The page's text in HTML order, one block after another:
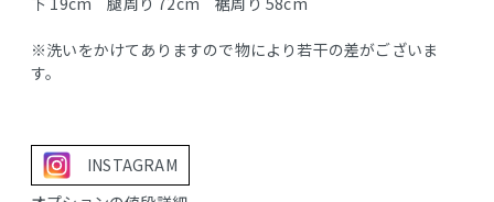
※洗いをかけてありますので物により若干の差がございま
す。
INSTAGRAM